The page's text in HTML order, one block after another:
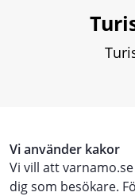
Vi använder kakor
Vi vill att
dig som besökare.